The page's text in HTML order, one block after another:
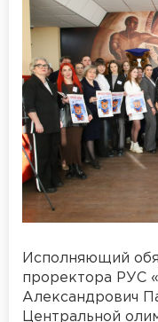
Исполняющий
проректора РУС
Александрович
Центральной